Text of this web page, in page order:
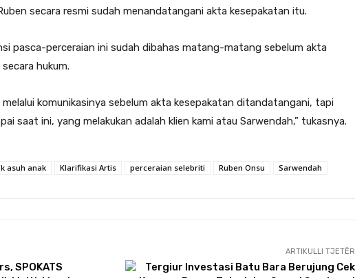
secara resmi sudah menandatangani akta kesepakatan itu.
pasca-perceraian ini sudah dibahas matang-matang sebelum akta
hukum.
komunikasinya sebelum akta kesepakatan ditandatangani, tapi
saat ini, yang melakukan adalah klien kami atau Sarwendah,” tukasnya.
asuh anak Klarifikasi Artis perceraian selebriti Ruben Onsu Sarwendah
ARTIKULLI TJETËR